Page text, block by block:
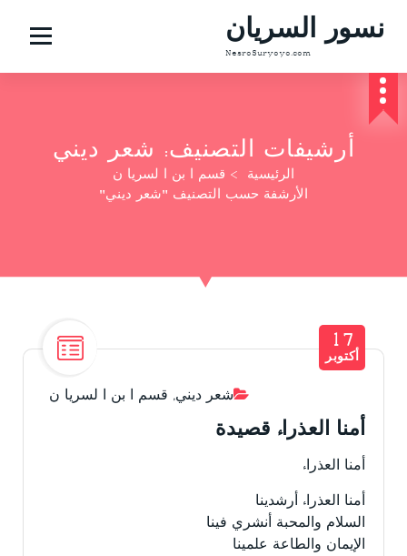
ج
نسور السريان
NesroSuryoyo.com
أرشيفات التصنيف: شعر ديني
الرئيسية > قسم ا بن ا لسريا ن
الأرشفة حسب التصنيف "شعر ديني"
شعر ديني, قسم ا بن ا لسريا ن
17
أكتوبر
أمنا العذراء قصيدة
أمنا العذراء
أمنا العذراء أرشدينا
السلام والمحبة أنشري فينا
الإيمان والطاعة علمينا